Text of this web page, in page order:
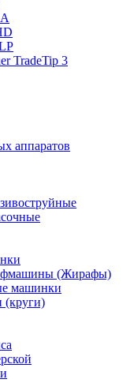
TradeTip 3
аппаратов
(Жирафы)
машинки
(круги)